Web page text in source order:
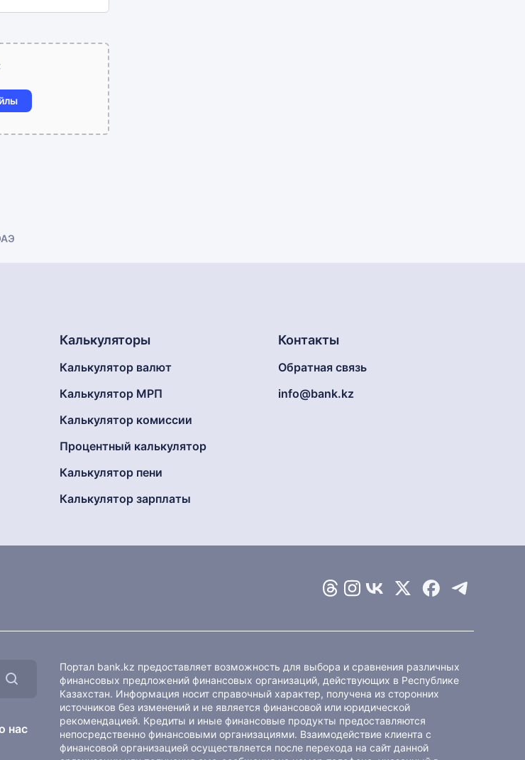
Калькуляторы
Калькулятор валют
Калькулятор МРП
Калькулятор комиссии
Процентный калькулятор
Калькулятор пени
Калькулятор зарплаты
Контакты
Обратная связь
info@bank.kz
нас
Портал bank.kz предоставляет возможность для выбора и сравнения различных
финансовых предложений финансовых организаций, действующих в Республике
Казахстан. Информация носит справочный характер, получена из сторонних
источников без изменений и не является финансовой или юридической
рекомендацией. Кредиты и иные финансовые продукты предоставляются
непосредственно финансовыми организациями. Взаимодействие клиента с
финансовой организацией осуществляется после перехода на сайт данной